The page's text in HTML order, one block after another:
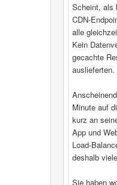
Scheint, als
alle
Kein
gecachte
auslieferten.
Minute auf
kurz an
App und
deshalb
Sie haben